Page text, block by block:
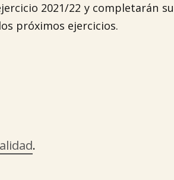
2021/22 y completarán su
próximos ejercicios.
.